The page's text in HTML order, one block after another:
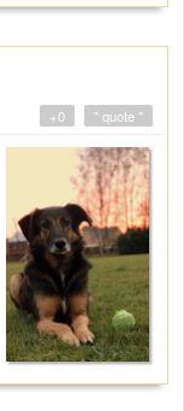
" quote "
+0